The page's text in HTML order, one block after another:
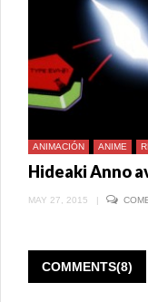
ANIMACIÓN ANIME
MAY 27, 2015
COMMENTS(8)